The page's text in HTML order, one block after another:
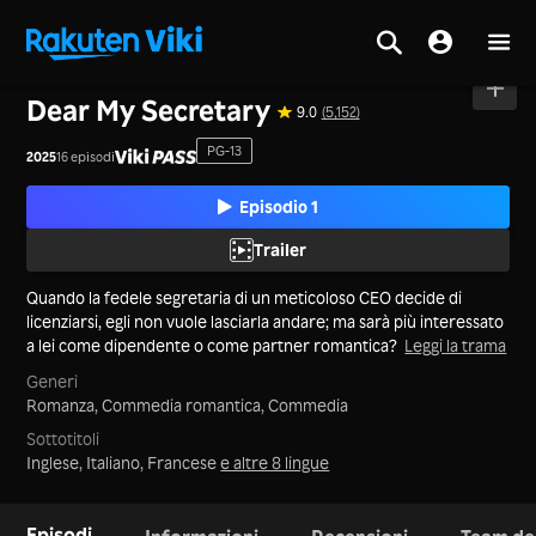
Dear My Secretary 9.0 (5,152)
202516 episodi PG-13
Episodio 1
Trailer
Quando la fedele segretaria di un meticoloso CEO decide di
licenziarsi, egli non vuole lasciarla andare; ma sarà più interessato
a lei come dipendente o come partner romantica? Leggi la trama
Generi
Romanza,Commedia romantica,Commedia
Sottotitoli
Inglese, Italiano, Francesee altre 8 lingue